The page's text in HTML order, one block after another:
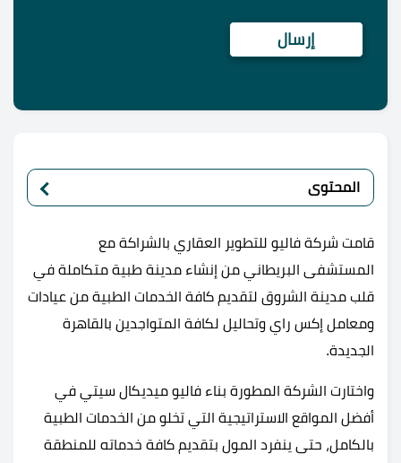
المحتوى
قامت شركة فاليو للتطوير العقاري بالشراكة مع
المستشفى البريطاني من إنشاء مدينة طبية متكاملة في
قلب مدينة الشروق لتقديم كافة الخدمات الطبية من عيادات
ومعامل إكس راي وتحاليل لكافة المتواجدين بالقاهرة
الجديدة.
واختارت الشركة المطورة بناء فاليو ميديكال سيتي في
أفضل المواقع الاستراتيجية التي تخلو من الخدمات الطبية
بالكامل، حتى ينفرد المول بتقديم كافة خدماته للمنطقة